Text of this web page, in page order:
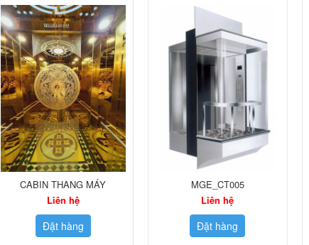
CABIN THANG MÁY
Liên hệ
Đặt hàng
MGE_CT005
Liên hệ
Đặt hàng